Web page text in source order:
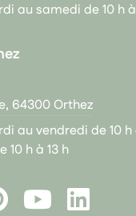
au samedi de 10 h
64300 Orthez
au vendredi de 10 h
10 h à 13 h
Pinterest
LinkedIn